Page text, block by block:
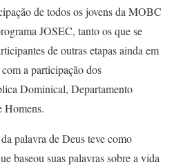
de todos os jovens da MOBC
JOSEC, tanto os que se
de outras etapas ainda em
a participação dos
Dominical, Departamento
Homens.
palavra de Deus teve como
baseou suas palavras sobre a vida